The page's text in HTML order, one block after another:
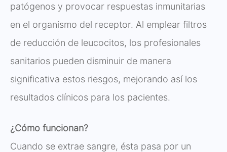
patógenos y provocar respuestas inmunitarias
en el organismo del receptor. Al emplear filtros
de reducción de leucocitos, los profesionales
sanitarios pueden disminuir de manera
significativa estos riesgos, mejorando así los
resultados clínicos para los pacientes.
¿Cómo funcionan?
Cuando se extrae sangre, ésta pasa por un